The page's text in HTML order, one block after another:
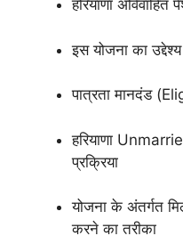
हरियाणा अविवाहित
इस योजना का
पात्रता मानदंड
हरियाणा
प्रक्रिया
योजना के अंतर्गत
करने का तरीका